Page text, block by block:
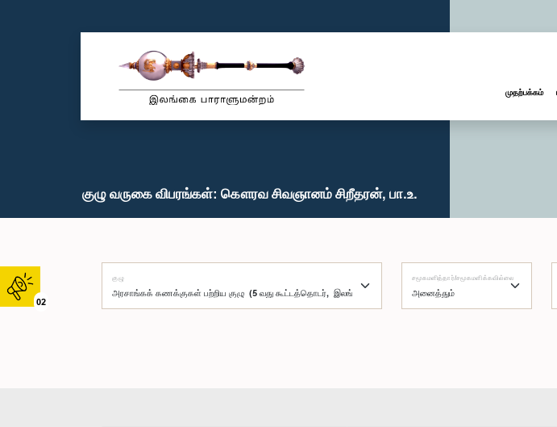
02
முதற்பக்கம்
குழு வருகை விபரங்கள்: கௌரவ சிவஞானம் சிறீதரன், பா.உ.
குழு சமூகமளித்தார்/சமூகமளிக்கவில்லை